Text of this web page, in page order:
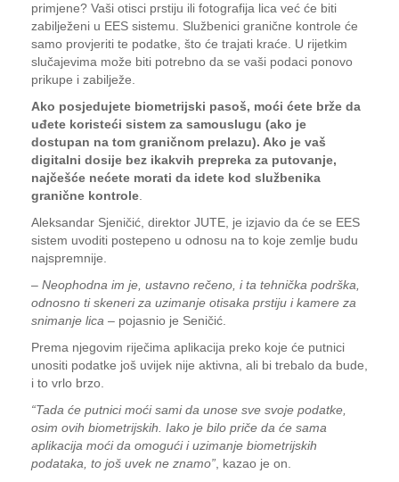
primjene? Vaši otisci prstiju ili fotografija lica već će biti
zabilježeni u EES sistemu. Službenici granične kontrole će
samo provjeriti te podatke, što će trajati kraće. U rijetkim
slučajevima može biti potrebno da se vaši podaci ponovo
prikupe i zabilježe.
Ako posjedujete biometrijski pasoš, moći ćete brže da
uđete koristeći sistem za samouslugu (ako je
dostupan na tom graničnom prelazu). Ako je vaš
digitalni dosije bez ikakvih prepreka za putovanje,
najčešće nećete morati da idete kod službenika
granične kontrole
Aleksandar Sjeničić, direktor JUTE, je izjavio da će se EES
sistem uvoditi postepeno u odnosu na to koje zemlje budu
najspremnije.
– Neophodna im je, ustavno rečeno, i ta tehnička podrška,
odnosno ti skeneri za uzimanje otisaka prstiju i kamere za
snimanje lica – pojasnio je Seničić.
Prema njegovim riječima aplikacija preko koje će putnici
unositi podatke još uvijek nije aktivna, ali bi trebalo da bude,
i to vrlo brzo.
“Tada će putnici moći sami da unose sve svoje podatke,
osim ovih biometrijskih. Iako je bilo priče da će sama
aplikacija moći da omogući i uzimanje biometrijskih
podataka, to još uvek ne znamo” , kazao je on.